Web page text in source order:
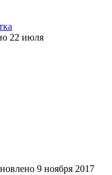
22 июля
9 ноября 2017